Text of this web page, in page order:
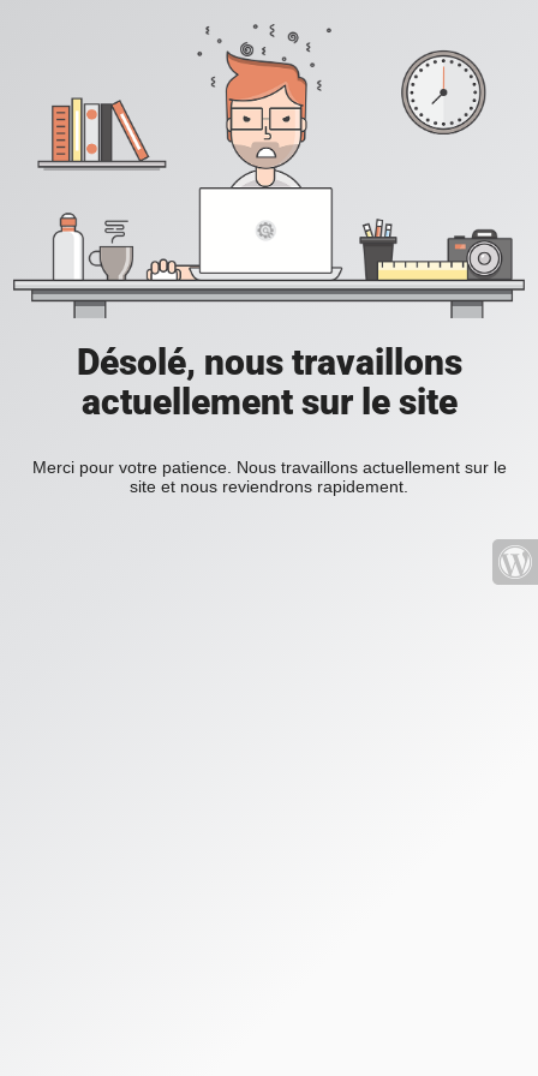
Désolé, nous travaillons
actuellement sur le site
Merci pour votre patience. Nous travaillons actuellement sur le
site et nous reviendrons rapidement.